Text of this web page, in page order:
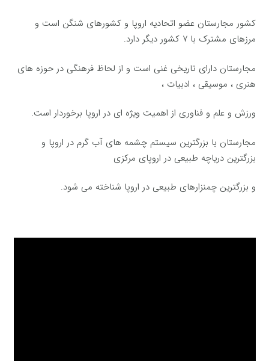
کشور مجارستان عضو اتحادیه اروپا و کشورهای شنگن است و
مرزهای مشترک با ۷ کشور دیگر دارد.
مجارستان دارای تاریخی غنی است و از لحاظ فرهنگی در حوزه های
هنری ، موسیقی ، ادبیات ،
ورزش و علم و فناوری از اهمیت ویژه ای در اروپا برخوردار است.
مجارستان با بزرگترین سیستم چشمه های آب گرم در اروپا و
بزرگترین دریاچه طبیعی در اروپای مرکزی
و بزرگترین چمنزارهای طبیعی در اروپا شناخته می شود.